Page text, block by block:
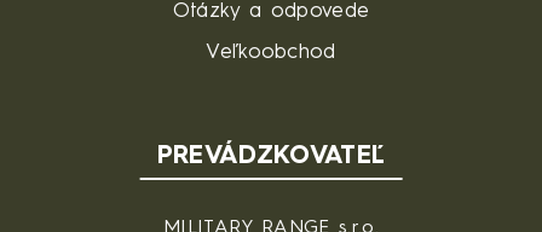
Otázky a odpovede
Veľkoobchod
PREVÁDZKOVATEĽ